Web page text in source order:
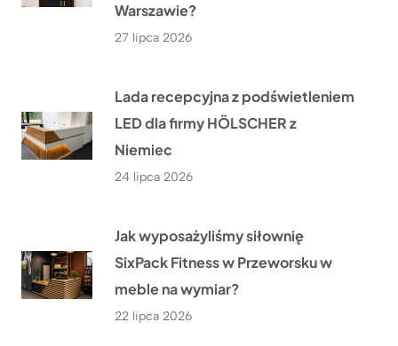
Warszawie?
27 lipca 2026
Lada recepcyjna z podświetleniem
LED dla firmy HÖLSCHER z
Niemiec
24 lipca 2026
Jak wyposażyliśmy siłownię
SixPack Fitness w Przeworsku w
meble na wymiar?
22 lipca 2026